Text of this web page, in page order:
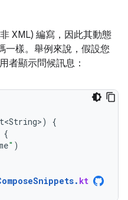
XML) 編寫，因此其動態
一樣。舉例來說，假設您
者顯示問候訊息：
)
{
{
" )
. kt